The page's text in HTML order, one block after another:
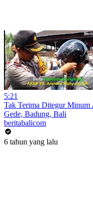
5:21
Tak Terima Ditegur
Gede, Badung, Bali
beritabalicom
6 tahun yang lalu